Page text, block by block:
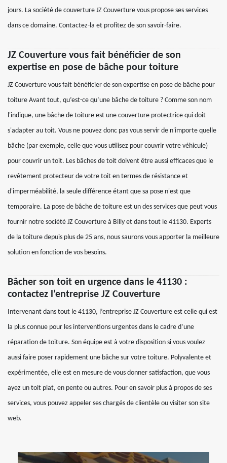
jours. La société de couverture JZ Couverture vous propose ses services
dans ce domaine. Contactez-la et profitez de son savoir-faire.
JZ Couverture vous fait bénéficier de son
expertise en pose de bâche pour toiture
JZ Couverture vous fait bénéficier de son expertise en pose de bâche pour
toiture Avant tout, qu’est-ce qu’une bâche de toiture ? Comme son nom
l'indique, une bâche de toiture est une couverture protectrice qui doit
s'adapter au toit. Vous ne pouvez donc pas vous servir de n'importe quelle
bâche (par exemple, celle que vous utilisez pour couvrir votre véhicule)
pour couvrir un toit. Les bâches de toit doivent être aussi efficaces que le
revêtement protecteur de votre toit en termes de résistance et
d'imperméabilité, la seule différence étant que sa pose n'est que
temporaire. La pose de bâche de toiture est un des services que peut vous
fournir notre société JZ Couverture à Billy et dans tout le 41130. Experts
de la toiture depuis plus de 25 ans, nous saurons vous apporter la meilleure
solution en fonction de vos besoins.
Bâcher son toit en urgence dans le 41130 :
contactez l’entreprise JZ Couverture
Intervenant dans tout le 41130, l’entreprise JZ Couverture est celle qui est
la plus connue pour les interventions urgentes dans le cadre d’une
réparation de toiture. Son équipe est à votre disposition si vous voulez
aussi faire poser rapidement une bâche sur votre toiture. Polyvalente et
expérimentée, elle est en mesure de vous donner satisfaction, que vous
ayez un toit plat, en pente ou autres. Pour en savoir plus à propos de ses
services, vous pouvez appeler ses chargés de clientèle ou visiter son site
web.